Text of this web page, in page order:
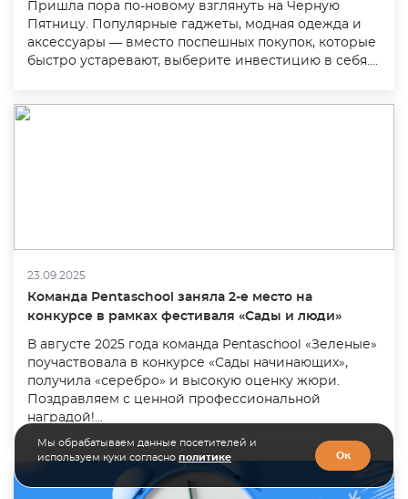
Пришла пора по-новому взглянуть на Черную
Пятницу. Популярные гаджеты, модная одежда и
аксессуары — вместо поспешных покупок, которые
быстро устаревают, выберите инвестицию в себя....
23.09.2025
Команда Pentaschool заняла 2-е место на
конкурсе в рамках фестиваля «Сады и люди»
В августе 2025 года команда Pentaschool «Зеленые»
поучаствовала в конкурсе «Сады начинающих»,
получила «серебро» и высокую оценку жюри.
Поздравляем с ценной профессиональной
наградой!...
Мы обрабатываем данные посетителей и
используем куки согласно политике Ок